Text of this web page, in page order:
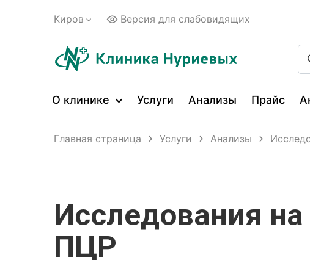
Киров Версия для слабовидящих
О клинике Услуги Анализы Прайс
Главная страница Услуги Анализы
Исследования
ПЦР